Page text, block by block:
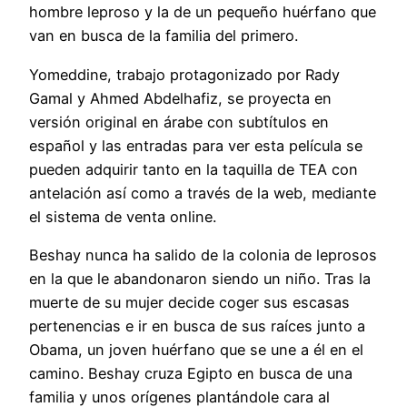
hombre leproso y la de un pequeño huérfano que
van en busca de la familia del primero.
Yomeddine, trabajo protagonizado por Rady
Gamal y Ahmed Abdelhafiz, se proyecta en
versión original en árabe con subtítulos en
español y las entradas para ver esta película se
pueden adquirir tanto en la taquilla de TEA con
antelación así como a través de la web, mediante
el sistema de venta online.
Beshay nunca ha salido de la colonia de leprosos
en la que le abandonaron siendo un niño. Tras la
muerte de su mujer decide coger sus escasas
pertenencias e ir en busca de sus raíces junto a
Obama, un joven huérfano que se une a él en el
camino. Beshay cruza Egipto en busca de una
familia y unos orígenes plantándole cara al